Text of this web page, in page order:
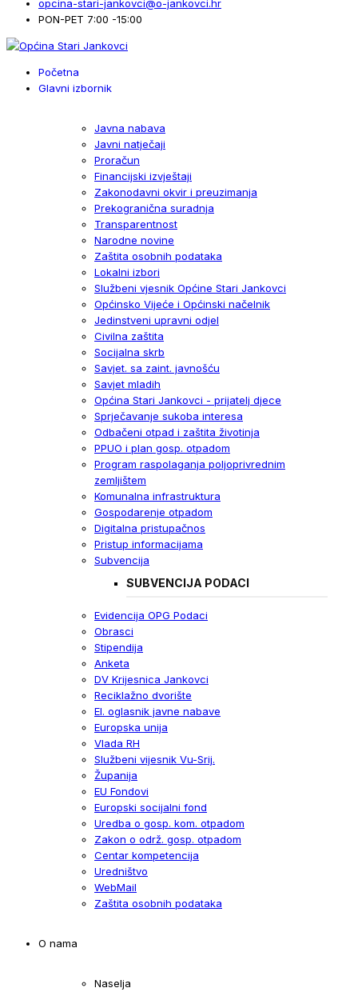
opcina-stari-jankovci@o-jankovci.hr
PON-PET 7:00 -15:00
Početna
Glavni izbornik
Javna nabava
Javni natječaji
Proračun
Financijski izvještaji
Zakonodavni okvir i preuzimanja
Prekogranična suradnja
Transparentnost
Narodne novine
Zaštita osobnih podataka
Lokalni izbori
Službeni vjesnik Općine Stari Jankovci
Općinsko Vijeće i Općinski načelnik
Jedinstveni upravni odjel
Civilna zaštita
Socijalna skrb
Savjet. sa zaint. javnošću
Savjet mladih
Općina Stari Jankovci - prijatelj djece
Sprječavanje sukoba interesa
Odbačeni otpad i zaštita životinja
PPUO i plan gosp. otpadom
Program raspolaganja poljoprivrednim
zemljištem
Komunalna infrastruktura
Gospodarenje otpadom
Digitalna pristupačnos
Pristup informacijama
Subvencija
SUBVENCIJA PODACI
Evidencija OPG Podaci
Obrasci
Stipendija
Anketa
DV Krijesnica Jankovci
Reciklažno dvorište
El. oglasnik javne nabave
Europska unija
Vlada RH
Službeni vijesnik Vu-Srij.
Županija
EU Fondovi
Europski socijalni fond
Uredba o gosp. kom. otpadom
Zakon o održ. gosp. otpadom
Centar kompetencija
Uredništvo
WebMail
Zaštita osobnih podataka
O nama
Naselja